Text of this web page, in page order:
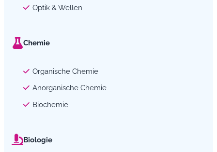
Optik & Wellen
Chemie
Organische Chemie
Anorganische Chemie
Biochemie
Biologie